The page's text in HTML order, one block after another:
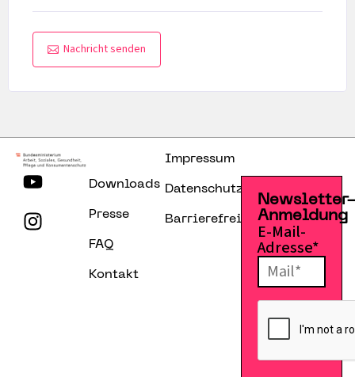
Nachricht senden
Downloads
Presse
FAQ
Kontakt
Impressum
Datenschutzerklärung
Barrierefreiheitserklärung
Anmeldung
E-Mail-
Adresse*